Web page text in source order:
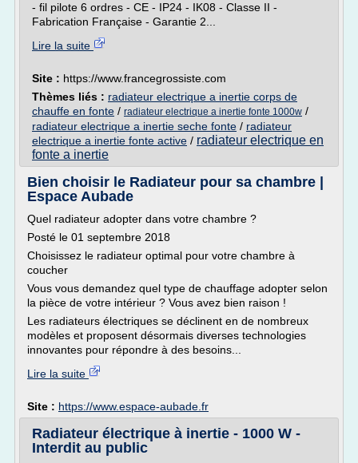
- fil pilote 6 ordres - CE - IP24 - IK08 - Classe II -
Fabrication Française - Garantie 2...
Lire la suite
Site : https://www.francegrossiste.com
Thèmes liés : radiateur electrique a inertie corps de
chauffe en fonte / radiateur electrique a inertie fonte 1000w /
radiateur electrique a inertie seche fonte / radiateur
electrique a inertie fonte active / radiateur electrique en
fonte a inertie
Bien choisir le Radiateur pour sa chambre |
Espace Aubade
Quel radiateur adopter dans votre chambre ?
Posté le 01 septembre 2018
Choisissez le radiateur optimal pour votre chambre à
coucher
Vous vous demandez quel type de chauffage adopter selon
la pièce de votre intérieur ? Vous avez bien raison !
Les radiateurs électriques se déclinent en de nombreux
modèles et proposent désormais diverses technologies
innovantes pour répondre à des besoins...
Lire la suite
Site : https://www.espace-aubade.fr
Radiateur électrique à inertie - 1000 W -
Interdit au public